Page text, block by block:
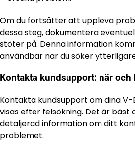
Om du fortsätter att uppleva
dessa steg, dokumentera
stöter på. Denna information
användbar när du söker
Kontakta kundsupport: när och
Kontakta kundsupport om dina
visas efter felsökning. Det är bäst
detaljerad information om ditt
problemet.